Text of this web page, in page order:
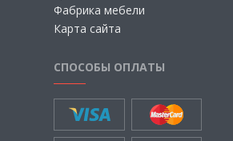
Фабрика мебели
Карта сайта
СПОСОБЫ ОПЛАТЫ